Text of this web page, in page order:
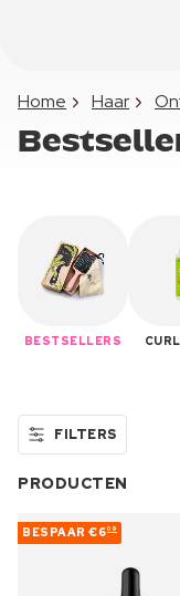
Home Haar
BESTSELLERS
FILTERS
PRODUCTEN
BESPAAR €609